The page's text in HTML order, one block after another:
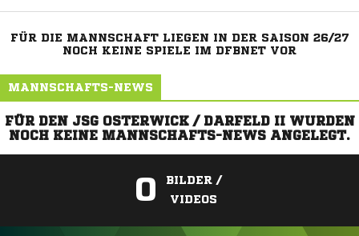
FÜR DIE MANNSCHAFT LIEGEN IN DER SAISON 26/27
NOCH KEINE SPIELE IM DFBNET VOR
MANNSCHAFTS-NEWS
FÜR DEN JSG OSTERWICK / DARFELD II WURDEN
NOCH KEINE MANNSCHAFTS-NEWS ANGELEGT.
0
BILDER /
VIDEOS